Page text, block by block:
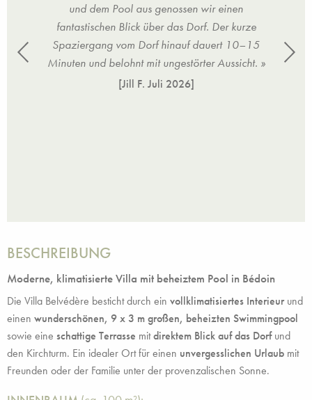
und dem Pool aus genossen wir einen
fantastischen Blick über das Dorf. Der kurze
Spaziergang vom Dorf hinauf dauert 10–15
Minuten und belohnt mit ungestörter Aussicht. »
[Jill F. Juli 2026]
BESCHREIBUNG
Moderne, klimatisierte Villa mit beheiztem Pool in Bédoin
Die Villa Belvédère besticht durch ein vollklimatisiertes Interieurund
einen wunderschönen, 9 x 3 m großen, beheizten Swimmingpool
sowie eine schattige Terrasse mitdirektem Blick auf das Dorfund
den Kirchturm. Ein idealer Ort für einen unvergesslichen Urlaub mit
Freunden oder der Familie unter der provenzalischen Sonne.